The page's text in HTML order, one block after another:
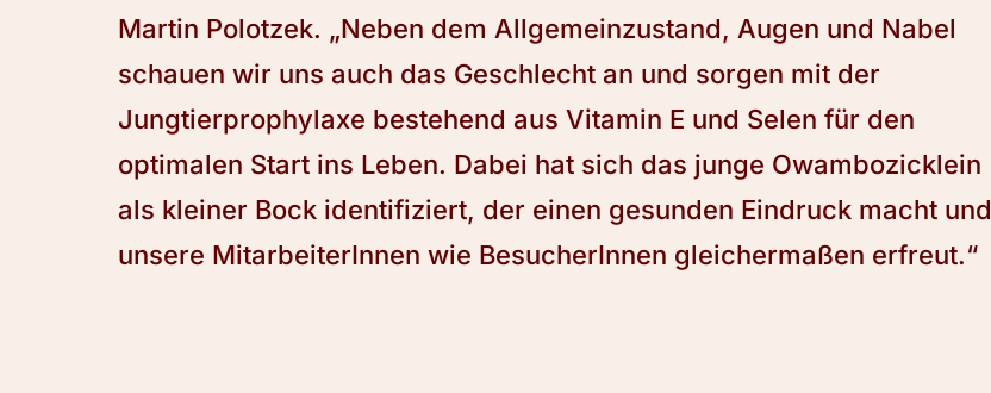
Martin Polotzek. „Neben dem Allgemeinzustand, Augen und Nabel
schauen wir uns auch das Geschlecht an und sorgen mit der
Jungtierprophylaxe bestehend aus Vitamin E und Selen für den
optimalen Start ins Leben. Dabei hat sich das junge Owambozicklein
als kleiner Bock identifiziert, der einen gesunden Eindruck macht und
unsere MitarbeiterInnen wie BesucherInnen gleichermaßen erfreut.“